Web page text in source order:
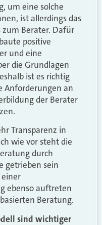
um eine solche
ist allerdings das
zum Berater. Dafür
positive
und eine
die Grundlagen
ist es richtig
Anforderungen an
der Berater
Transparenz in
wie vor steht die
durch
getrieben sein
einer
ebenso auftreten
Beratung.
sind wichtiger